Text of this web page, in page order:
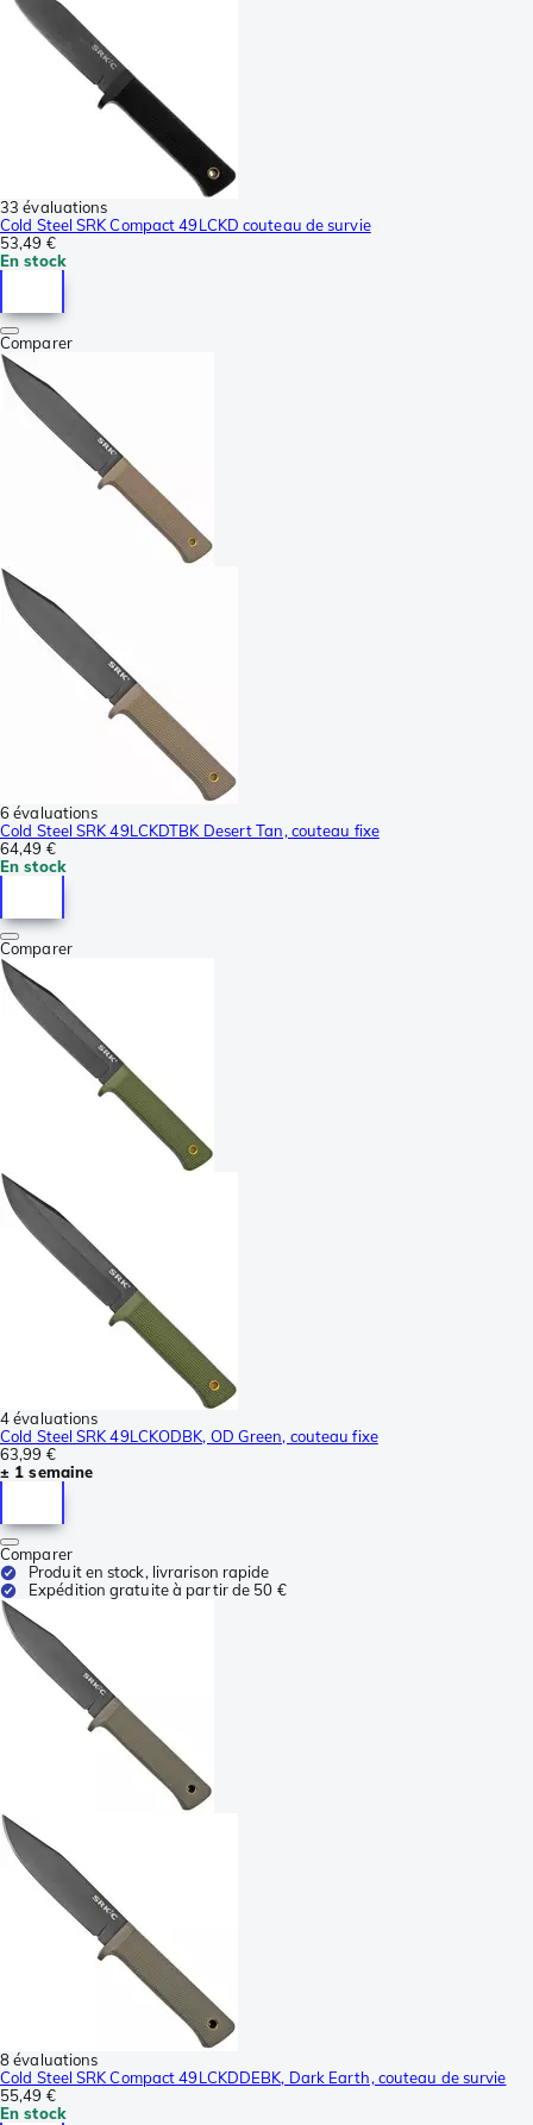
33 évaluations
Cold Steel SRK Compact 49LCKD couteau de survie
53,49 €
En stock
Comparer
6 évaluations
Cold Steel SRK 49LCKDTBK Desert Tan, couteau fixe
64,49 €
En stock
Comparer
4 évaluations
Cold Steel SRK 49LCKODBK, OD Green, couteau fixe
63,99 €
± 1 semaine
Comparer
Produit en stock, livrarison rapide
Expédition gratuite à partir de 50 €
8 évaluations
Cold Steel SRK Compact 49LCKDDEBK, Dark Earth, couteau de survie
55,49 €
En stock